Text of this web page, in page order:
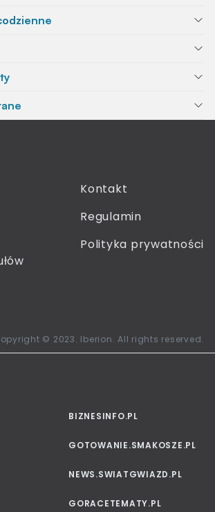
Kontakt
Regulamin
Polityka prywatności
© 2023. Iberion. All rights reserved.
BIZNESINFO.PL
GOTOWANIE.SMAKOSZE.PL
NEWS.SWIATGWIAZD.PL
GORACETEMATY.PL